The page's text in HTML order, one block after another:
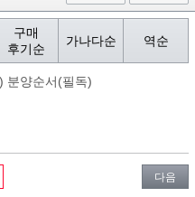
구매
후기순
가나다순 역순
분양순서(필독)
다음